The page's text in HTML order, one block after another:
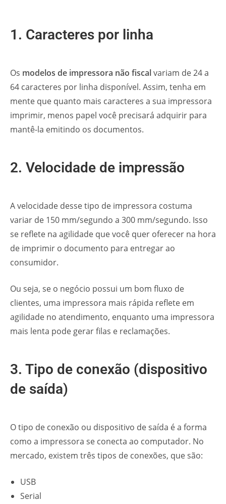
1. Caracteres por linha
Os modelos de impressora não fiscalvariam de 24 a
64 caracteres por linha disponível. Assim, tenha em
mente que quanto mais caracteres a sua impressora
imprimir, menos papel você precisará adquirir para
mantê-la emitindo os documentos.
2. Velocidade de impressão
A velocidade desse tipo de impressora costuma
variar de 150 mm/segundo a 300 mm/segundo. Isso
se reflete na agilidade que você quer oferecer na hora
de imprimir o documento para entregar ao
consumidor.
Ou seja, se o negócio possui um bom fluxo de
clientes, uma impressora mais rápida reflete em
agilidade no atendimento, enquanto uma impressora
mais lenta pode gerar filas e reclamações.
3. Tipo de conexão (dispositivo
de saída)
O tipo de conexão ou dispositivo de saída é a forma
como a impressora se conecta ao computador. No
mercado, existem três tipos de conexões, que são:
USB
Serial